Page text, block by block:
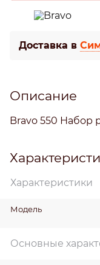
Доставка в
Описание
Bravo 550 Набор
Характеристики
Модель
Основные